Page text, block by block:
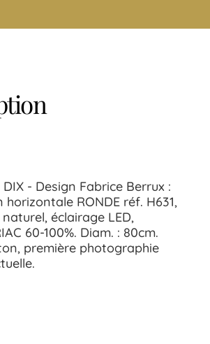
DIX - Design Fabrice Berrux :
horizontale RONDE réf. H631,
éclairage LED,
60-100%. Diam. : 80cm.
première photographie